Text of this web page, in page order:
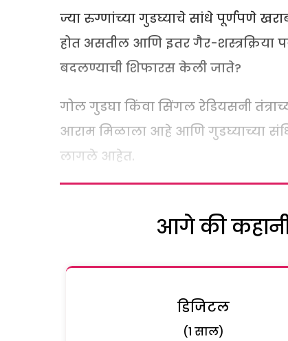
ज्या रुग्णांच्या गुडघ्याचे सांधे पूर्णपणे
होत असतील आणि इतर गैर-
बदलण्याची शिफारस केली जाते?
गोल गुडघा किंवा सिंगल रेडियसनी
आराम मिळाला आहे आणि गुडघ्याच्या
लागले आहेत.
आगे की
डिजिटल
(1 साल)